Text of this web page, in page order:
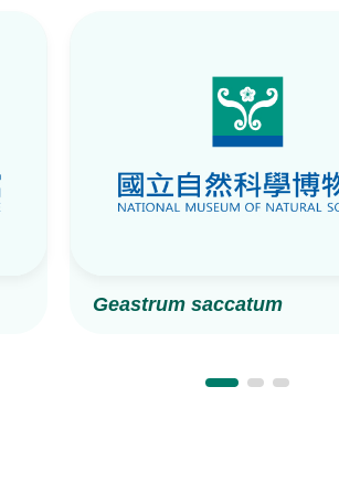
Geastrum saccatum